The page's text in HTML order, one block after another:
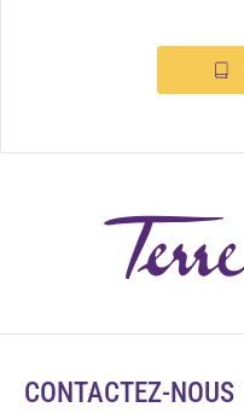
CONTACTEZ-NOUS